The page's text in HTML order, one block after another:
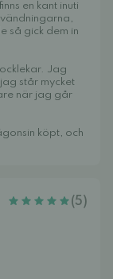
en kant inuti
så gick dem in
Jag
står mycket
när jag går
köpt, och
(5)